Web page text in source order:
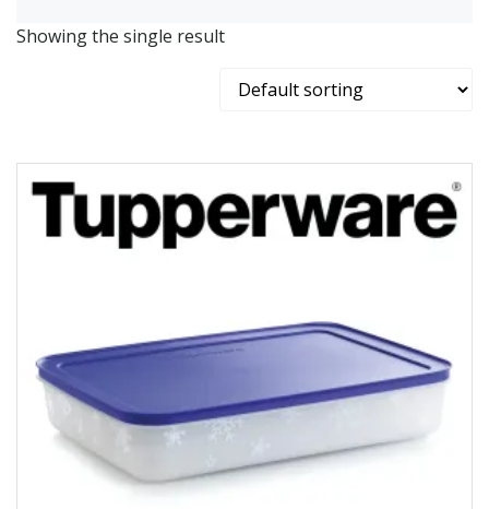
Showing the single result